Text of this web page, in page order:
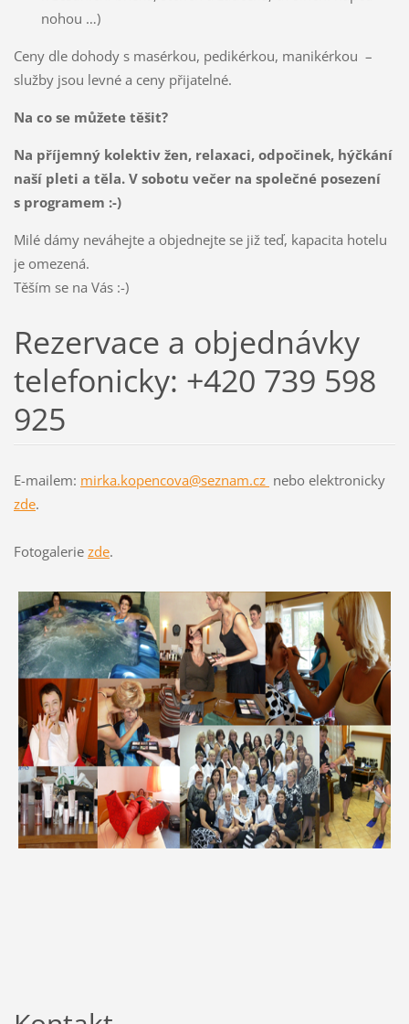
nohou …)
Ceny dle dohody s masérkou, pedikérkou, manikérkou –
služby jsou levné a ceny přijatelné.
Na co se můžete těšit?
Na příjemný kolektiv žen, relaxaci, odpočinek, hýčkání
naší pleti a těla. V sobotu večer na společné posezení
s programem :-)
Milé dámy neváhejte a objednejte se již teď, kapacita hotelu
je omezená.
Těším se na Vás :-)
Rezervace a objednávky
telefonicky: +420 739 598
925
E-mailem: mirka.kopencova@seznam.cz nebo elektronicky
zde.
Fotogalerie zde.